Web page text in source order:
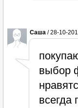
Саша / 28-10-
выбор
всегда